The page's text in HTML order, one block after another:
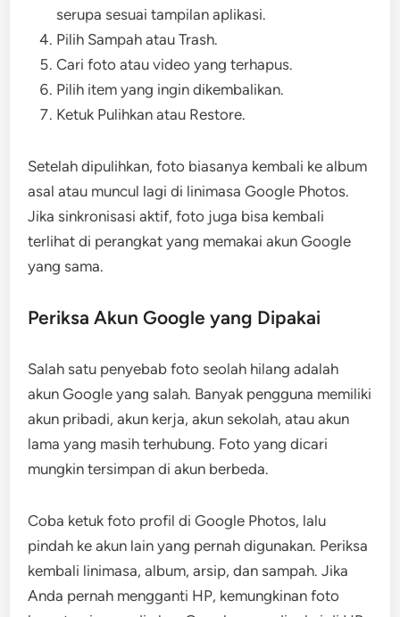
serupa sesuai tampilan aplikasi.
Pilih Sampah atau Trash.
Cari foto atau video yang terhapus.
Pilih item yang ingin dikembalikan.
Ketuk Pulihkan atau Restore.
Setelah dipulihkan, foto biasanya kembali ke album
asal atau muncul lagi di linimasa Google Photos.
Jika sinkronisasi aktif, foto juga bisa kembali
terlihat di perangkat yang memakai akun Google
yang sama.
Periksa Akun Google yang Dipakai
Salah satu penyebab foto seolah hilang adalah
akun Google yang salah. Banyak pengguna memiliki
akun pribadi, akun kerja, akun sekolah, atau akun
lama yang masih terhubung. Foto yang dicari
mungkin tersimpan di akun berbeda.
Coba ketuk foto profil di Google Photos, lalu
pindah ke akun lain yang pernah digunakan. Periksa
kembali linimasa, album, arsip, dan sampah. Jika
Anda pernah mengganti HP, kemungkinan foto